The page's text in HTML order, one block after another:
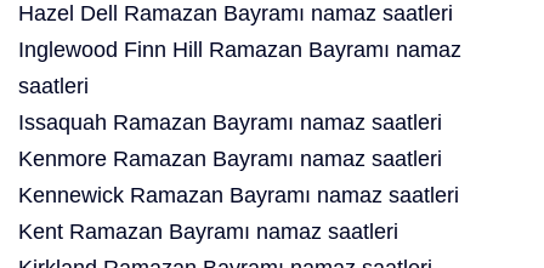
Hazel Dell Ramazan Bayramı namaz saatleri
Inglewood Finn Hill Ramazan Bayramı namaz
saatleri
Issaquah Ramazan Bayramı namaz saatleri
Kenmore Ramazan Bayramı namaz saatleri
Kennewick Ramazan Bayramı namaz saatleri
Kent Ramazan Bayramı namaz saatleri